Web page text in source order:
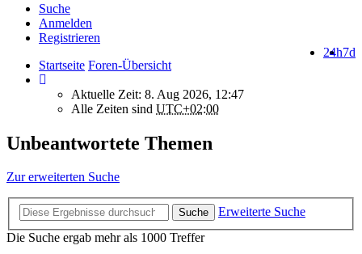
Suche
Anmelden
Registrieren
7d
24h
Startseite Foren-Übersicht
Aktuelle Zeit: 8. Aug 2026, 12:47
Alle Zeiten sind UTC+02:00
Unbeantwortete Themen
Zur erweiterten Suche
Suche
Erweiterte Suche
Die Suche ergab mehr als 1000 Treffer